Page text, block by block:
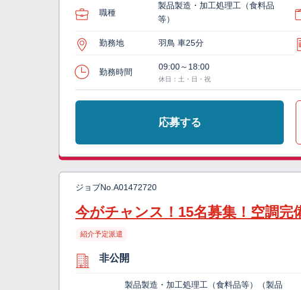
職種
製品製造・加工処理工（食料品
等）
勤務地 羽鳥 車25分
勤務時間
09:00～18:00
休日：土・日・祝
応募する
ジョブNo. A01472720
今がチャンス！15名募集！空調完
紹介予定派遣
非公開
製品製造・加工処理工（食料品等）（製品